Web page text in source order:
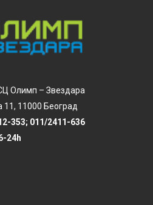
Олимп – Звездара
11, 11000 Београд
353; 011/2411-636
24h